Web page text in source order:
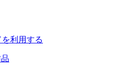
利用する